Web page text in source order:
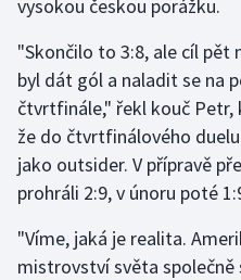
vysokou českou porážku.
"Skončilo to 3:8, ale cíl pět
byl dát gól a naladit se na
čtvrtfinále," řekl kouč
že do čtvrtfinálového
jako outsider. V přípravě
prohráli 2:9, v únoru poté
"Víme, jaká je realita.
mistrovství světa společně